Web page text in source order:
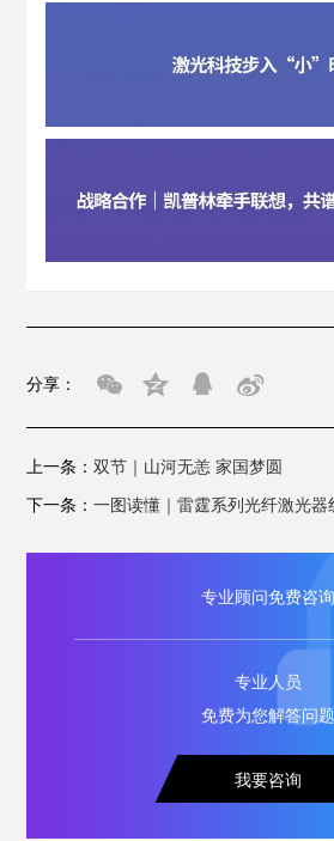
分享：
上一条：双节｜山河无恙 家国梦圆
下一条：一图读懂｜雷霆系列光纤激光器
专业顾问免费咨询
专业人员
免费为您解答问题
我要咨询